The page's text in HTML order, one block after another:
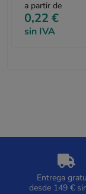
a partir de
0,22 €
sin IVA
Entrega
desde 149 €